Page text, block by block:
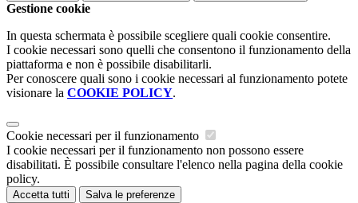
Gestione cookie
In questa schermata è possibile scegliere quali cookie consentire.
I cookie necessari sono quelli che consentono il funzionamento della
piattaforma e non è possibile disabilitarli.
Per conoscere quali sono i cookie necessari al funzionamento potete
visionare la COOKIE POLICY.
Cookie necessari per il funzionamento
I cookie necessari per il funzionamento non possono essere
disabilitati. È possibile consultare l'elenco nella pagina della cookie
policy.
Accetta tutti Salva le preferenze